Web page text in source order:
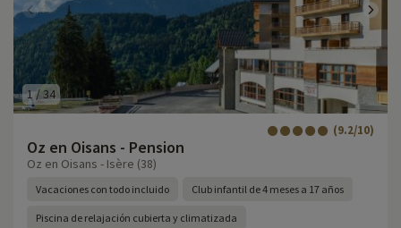
1/34
Oz en Oisans - Pension
(9.2/10)
Oz en Oisans - Isère (38)
Vacaciones con todo incluido Club infantil de 4 meses a 17 años
Piscina de relajación cubierta y climatizada